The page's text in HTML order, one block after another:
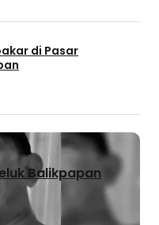
di Pasar
Balikpapan